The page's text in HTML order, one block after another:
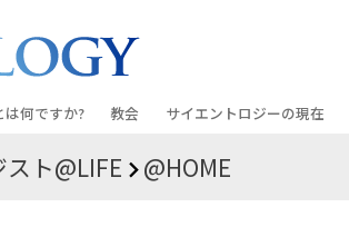
は何ですか? 教会
教会を探す
サイエントロジーの現在
グランド・オープニング
ト@LIFE @HOME